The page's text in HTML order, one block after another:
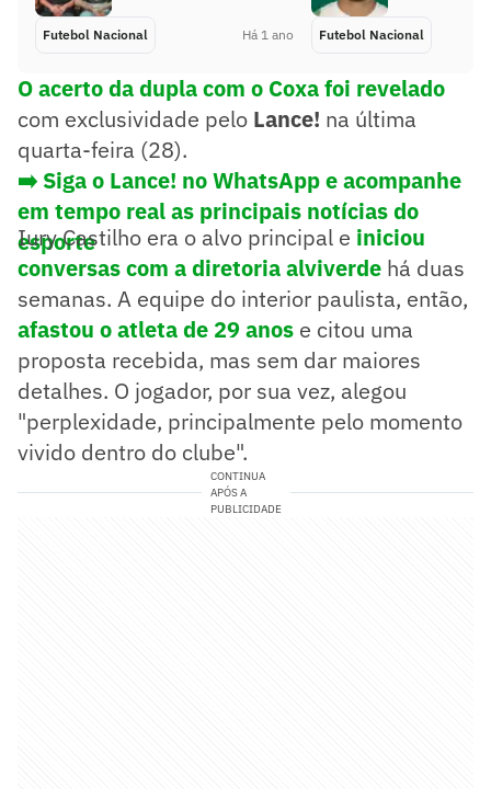
Futebol Nacional Há 1 ano Futebol Nacional
O acerto da dupla com o Coxa foi revelado
com exclusividade pelo Lance! na última
quarta-feira (28).
➡️ Siga o Lance! no WhatsApp e acompanhe
em tempo real as principais notícias do
esporte
Iury Castilho era o alvo principal e iniciou
conversas com a diretoria alviverde há duas
semanas. A equipe do interior paulista, então,
afastou o atleta de 29 anos e citou uma
proposta recebida, mas sem dar maiores
detalhes. O jogador, por sua vez, alegou
"perplexidade, principalmente pelo momento
vivido dentro do clube".
CONTINUA
APÓS A
PUBLICIDADE